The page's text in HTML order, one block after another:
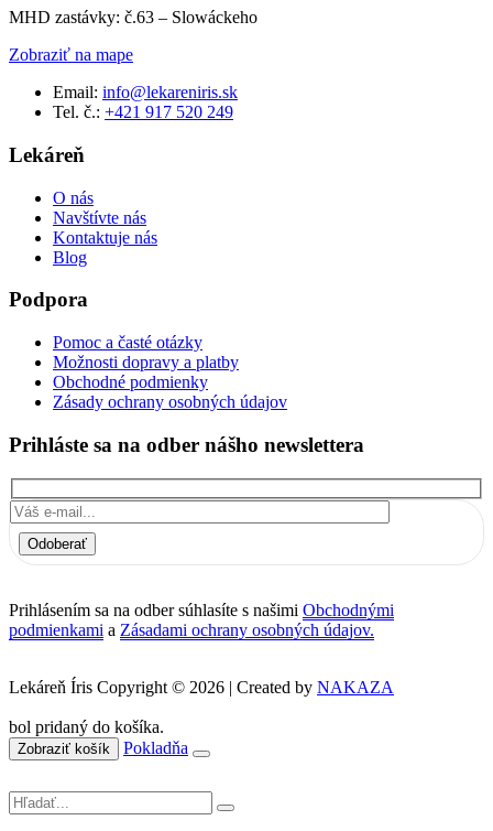
MHD zastávky: č.63 – Slowáckeho
Zobraziť na mape
Email: info@lekareniris.sk
Tel. č.: +421 917 520 249
Lekáreň
O nás
Navštívte nás
Kontaktuje nás
Blog
Podpora
Pomoc a časté otázky
Možnosti dopravy a platby
Obchodné podmienky
Zásady ochrany osobných údajov
Prihláste sa na odber nášho newslettera
Odoberať
Prihlásením sa na odber súhlasíte s našimi Obchodnými
podmienkami a Zásadami ochrany osobných údajov.
Lekáreň Íris Copyright © 2026 | Created by NAKAZA
bol pridaný do košíka.
Zobraziť košík Pokladňa